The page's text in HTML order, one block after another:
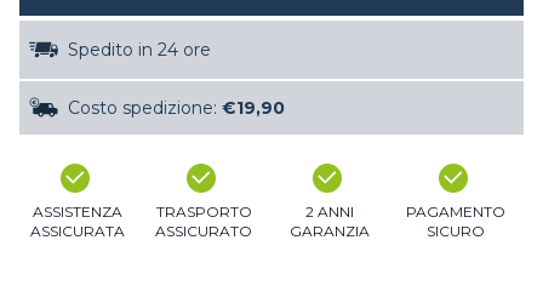
Spedito in 24 ore
Costo spedizione: €19,90
ASSISTENZA
ASSICURATA
TRASPORTO
ASSICURATO
2 ANNI
GARANZIA
PAGAMENTO
SICURO